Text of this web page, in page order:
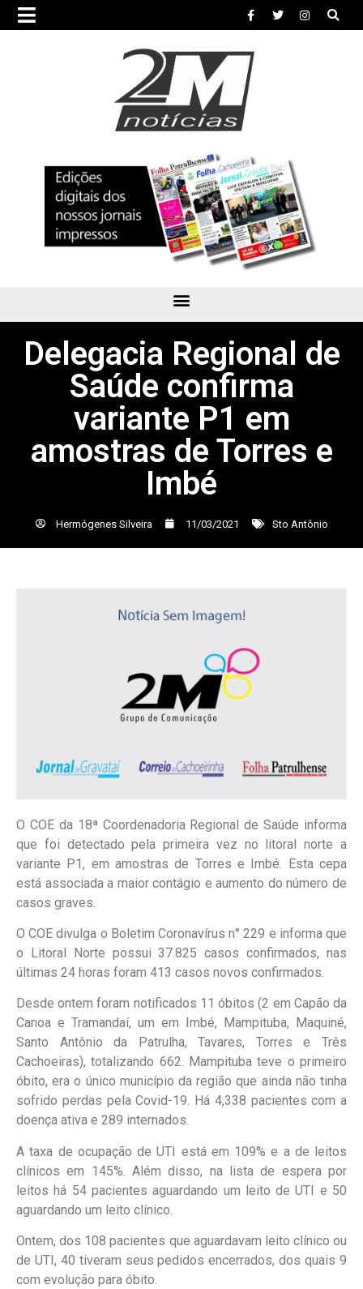
Delegacia Regional de
Saúde confirma
variante P1 em
amostras de Torres e
Imbé
Hermógenes Silveira 11/03/2021 Sto Antônio
O COE da 18ª Coordenadoria Regional de Saúde informa
que foi detectado pela primeira vez no litoral norte a
variante P1, em amostras de Torres e Imbé. Esta cepa
está associada a maior contágio e aumento do número de
casos graves.
O COE divulga o Boletim Coronavírus n° 229 e informa que
o Litoral Norte possui 37.825 casos confirmados, nas
últimas 24 horas foram 413 casos novos confirmados.
Desde ontem foram notificados 11 óbitos (2 em Capão da
Canoa e Tramandaí, um em Imbé, Mampituba, Maquiné,
Santo Antônio da Patrulha, Tavares, Torres e Três
Cachoeiras), totalizando 662. Mampituba teve o primeiro
óbito, era o único município da região que ainda não tinha
sofrido perdas pela Covid-19. Há 4,338 pacientes com a
doença ativa e 289 internados.
A taxa de ocupação de UTI está em 109% e a de leitos
clínicos em 145%. Além disso, na lista de espera por
leitos há 54 pacientes aguardando um leito de UTI e 50
aguardando um leito clínico.
Ontem, dos 108 pacientes que aguardavam leito clínico ou
de UTI, 40 tiveram seus pedidos encerrados, dos quais 9
com evolução para óbito.